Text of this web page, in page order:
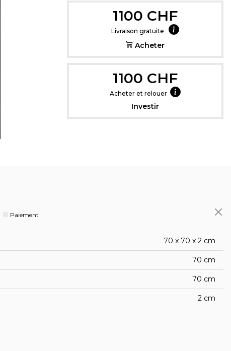
1100 CHF
Livraison gratuite
Acheter
1100 CHF
Acheter et relouer
Investir
Paiement
70 x 70 x 2 cm
70 cm
70 cm
2 cm